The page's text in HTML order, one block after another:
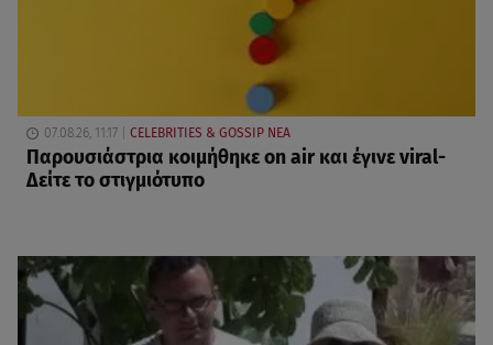
07.08.26, 11:17 CELEBRITIES & GOSSIP ΝΕΑ
Παρουσιάστρια κοιμήθηκε on air και έγινε viral-
Δείτε το στιγμιότυπο